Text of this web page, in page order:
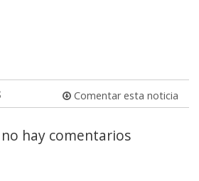
Comentar esta noticia
hay comentarios